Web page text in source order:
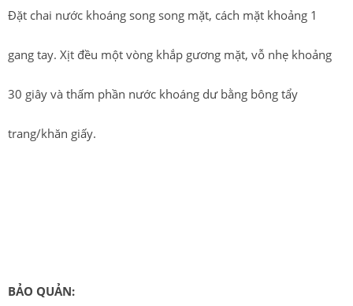
Đặt chai nước khoáng song song mặt, cách mặt khoảng 1
gang tay. Xịt đều một vòng khắp gương mặt, vỗ nhẹ khoảng
30 giây và thấm phần nước khoáng dư bằng bông tẩy
trang/khăn giấy.
BẢO QUẢN: